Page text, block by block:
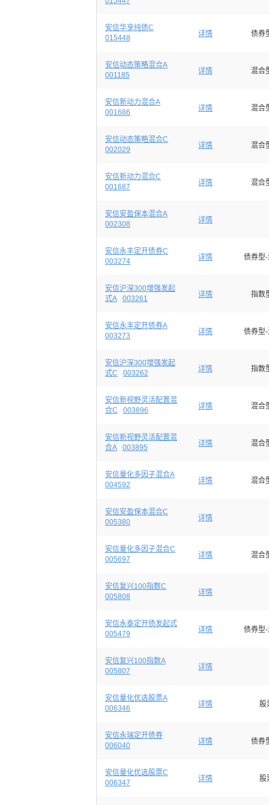
安信华享纯债C
015448
详情 债券
安信动态策略混合A
001185
详情 混合
安信新动力混合A
001686
详情 混合
安信动态策略混合C
002029
详情 混合
安信新动力混合C
001687
详情 混合
安信安盈保本混合A
002308
详情
安信永丰定开债券C
003274
详情 债券型
安信沪深300增强发起
式A
003261 详情 指数
安信永丰定开债券A
003273
详情 债券型
安信沪深300增强发起
式C
003262 详情 指数
安信新视野灵活配置混
合C
003896 详情 混合
安信新视野灵活配置混
合A
003895 详情 混合
安信量化多因子混合A
004592
详情 混合
安信安盈保本混合C
005380
详情
安信量化多因子混合C
005697
详情 混合
安信复兴100指数C
005808
详情
安信永泰定开债发起式
005479
详情 债券型
安信复兴100指数A
005807
详情
安信量化优选股票A
006346
详情 股
安信永瑞定开债券
006040
详情 债券
安信量化优选股票C
006347
详情 股